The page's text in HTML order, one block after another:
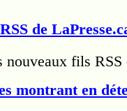
de
fils RSS
montrant en